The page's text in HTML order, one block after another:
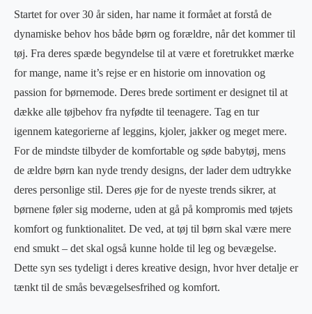
Startet for over 30 år siden, har name it formået at forstå de
dynamiske behov hos både børn og forældre, når det kommer til
tøj. Fra deres spæde begyndelse til at være et foretrukket mærke
for mange, name it’s rejse er en historie om innovation og
passion for børnemode. Deres brede sortiment er designet til at
dække alle tøjbehov fra nyfødte til teenagere. Tag en tur
igennem kategorierne af leggins, kjoler, jakker og meget mere.
For de mindste tilbyder de komfortable og søde babytøj, mens
de ældre børn kan nyde trendy designs, der lader dem udtrykke
deres personlige stil. Deres øje for de nyeste trends sikrer, at
børnene føler sig moderne, uden at gå på kompromis med tøjets
komfort og funktionalitet. De ved, at tøj til børn skal være mere
end smukt – det skal også kunne holde til leg og bevægelse.
Dette syn ses tydeligt i deres kreative design, hvor hver detalje er
tænkt til de smås bevægelsesfrihed og komfort.